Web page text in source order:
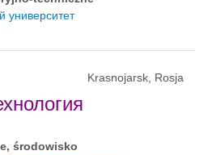
университет
Krasnojarsk, Rosja
środowisko